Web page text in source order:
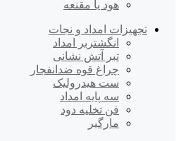
هود یا مقنعه
تجهیزات امداد و نجات
انگشتربر امداد
تبر آتش نشانی
چراغ قوه ضدانفجار
ست هیدرولیک
سه پایه امداد
فن تخلیه دود
مارگیر